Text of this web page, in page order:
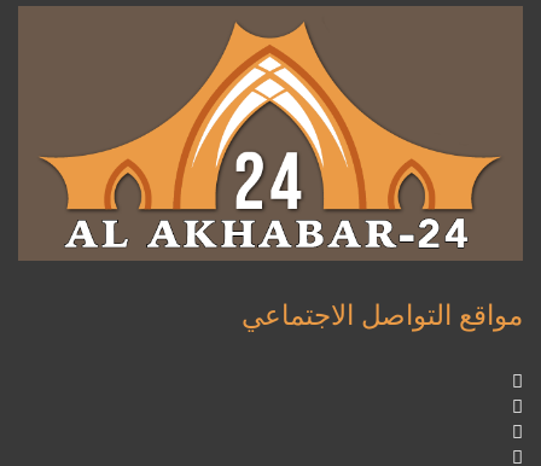
مواقع التواصل الاجتماعي